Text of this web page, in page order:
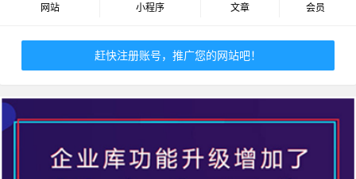
网站 小程序 文章 会员
赶快注册账号，推广您的网站吧！